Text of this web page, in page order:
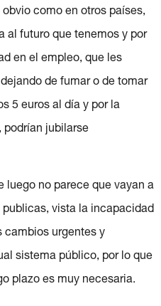
como en otros países,
al futuro que tenemos y por
en el empleo, que les
de fumar o de tomar
5 euros al día y por la
podrían jubilarse
luego no parece que vayan a
vista la incapacidad
cambios urgentes y
sistema público, por lo que
plazo es muy necesaria.